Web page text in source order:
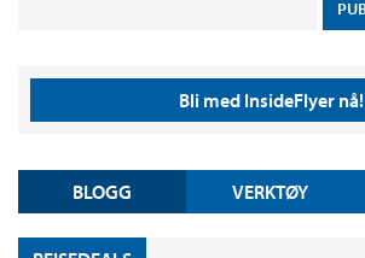
Bli med InsideFlyer nå!
BLOGG VERKTØY